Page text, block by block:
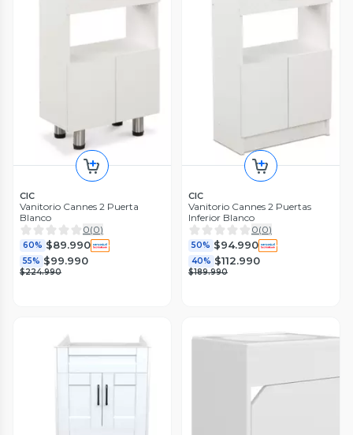
CIC
Vanitorio Cannes 2 Puerta
Blanco
0(0)
60% $89.990
55% $99.990
$224.990
CIC
Vanitorio Cannes 2 Puertas
Inferior Blanco
0(0)
50% $94.990
40% $112.990
$189.990